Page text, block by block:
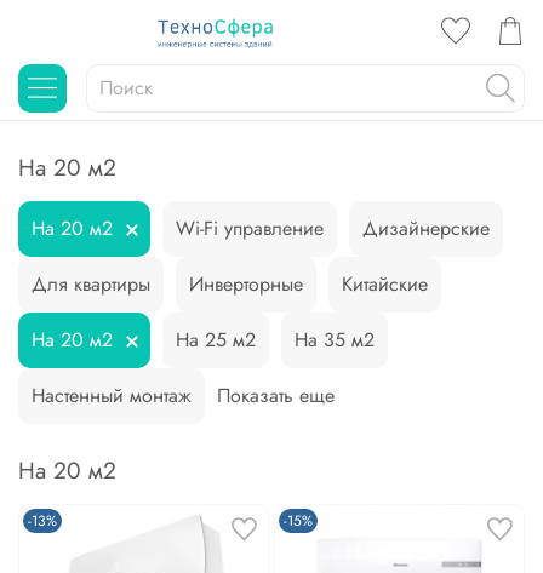
На 20 м2
На 20 м2 Wi-Fi управление
Дизайнерские
Для квартиры
Инверторные
Китайские
На 20 м2
На 25 м2
На 35 м2
Настенный монтаж
Показать еще
На 20 м2
-13% -15%